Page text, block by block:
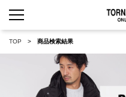
TOP 商品検索結果